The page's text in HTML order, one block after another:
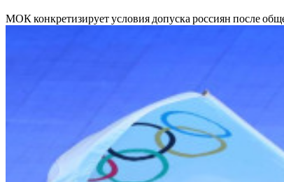
МОК конкретизирует условия допуска россиян после